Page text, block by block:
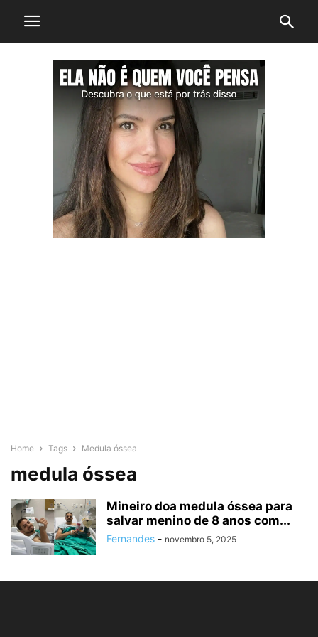
Home Tags Medula óssea
medula óssea
Mineiro doa medula óssea para
salvar menino de 8 anos com...
Fernandes - novembro 5, 2025